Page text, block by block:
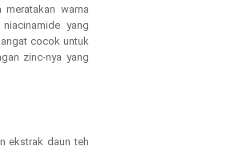
meratakan warna
yang
cocok untuk
zinc-nya yang
ekstrak daun teh